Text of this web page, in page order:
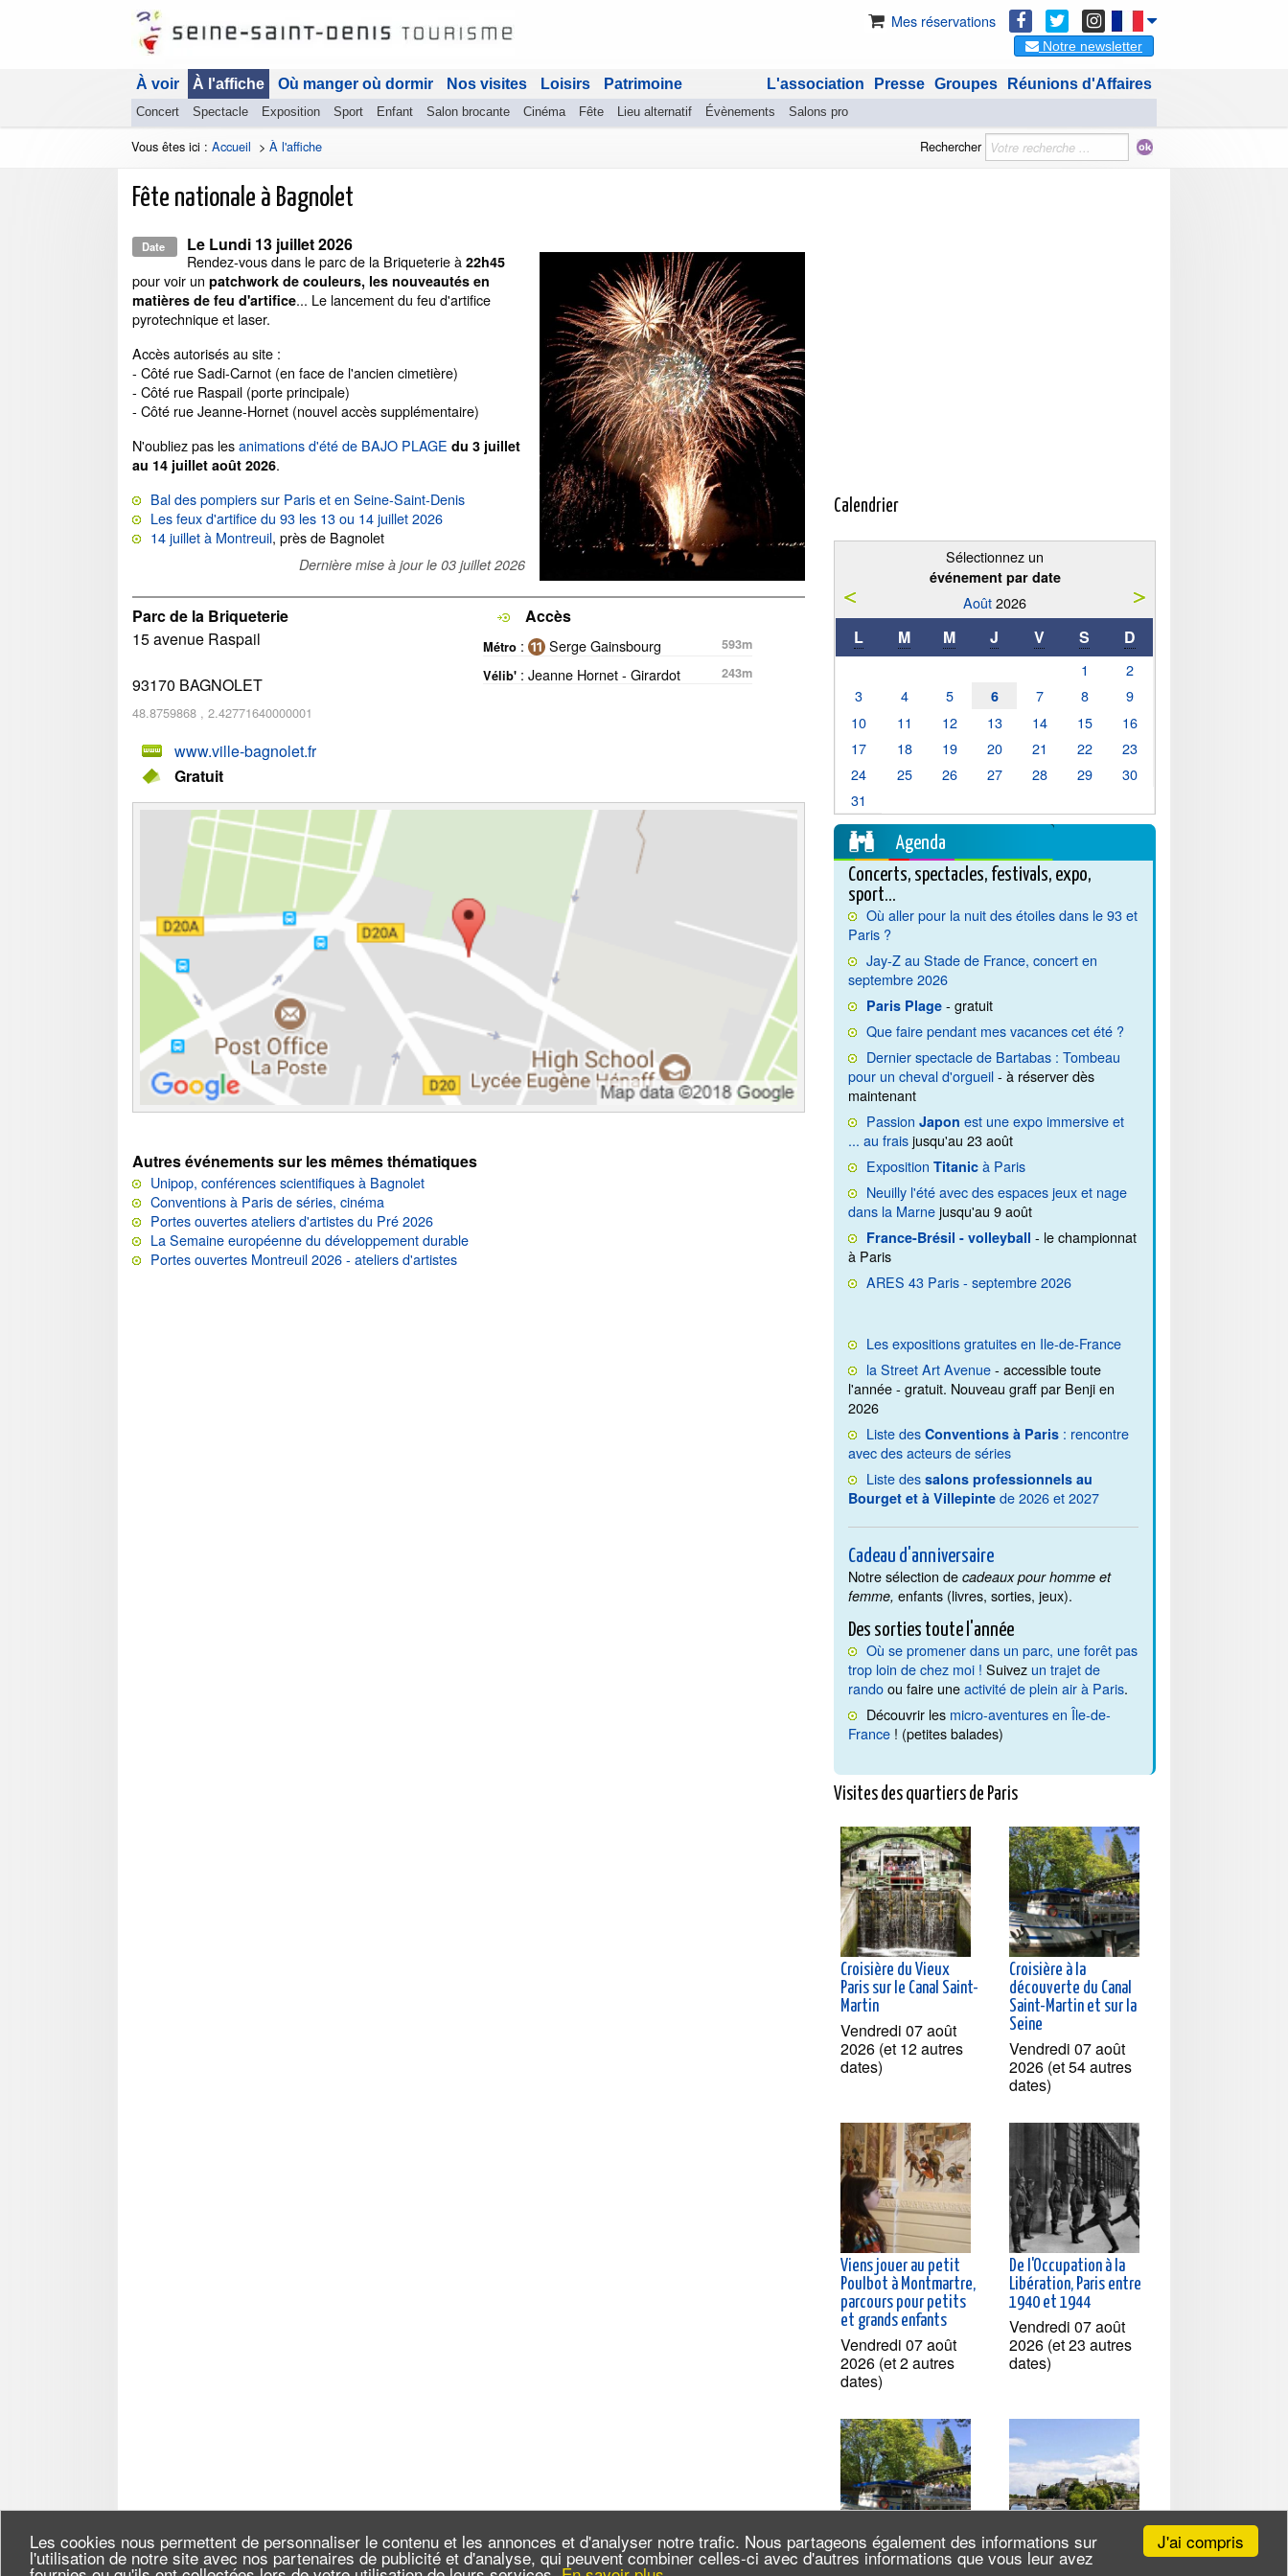
J'ai compris
Les cookies nous permettent de personnaliser le contenu et les annonces et d'analyser notre trafic. Nous partageons également des informations sur
l'utilisation de notre site avec nos partenaires de publicité et d'analyse, qui peuvent combiner celles-ci avec d'autres informations que vous leur avez
Mes réservations
Notre newsletter
À voir À l'affiche
Concert Spectacle Exposition Sport Enfant Salon brocante Cinéma Fête Lieu alternatif Évènements Salons pro
Où manger où dormir Nos visites Loisirs Patrimoine Réunions d'Affaires
Groupes
Presse
L'association
Vous êtes ici : Accueil > À l'affiche Rechercher
Fête nationale à Bagnolet
Date Le Lundi 13 juillet 2026
Rendez-vous dans le parc de la Briqueterie à 22h45
pour voir un patchwork de couleurs, les nouveautés en
matières de feu d'artifice... Le lancement du feu d'artifice
pyrotechnique et laser.
Accès autorisés au site :
- Côté rue Sadi-Carnot (en face de l'ancien cimetière)
- Côté rue Raspail (porte principale)
- Côté rue Jeanne-Hornet (nouvel accès supplémentaire)
N'oubliez pas lesanimations d'été de BAJO PLAGE du 3 juillet
au 14 juillet août 2026.
Bal des pompiers sur Paris et en Seine-Saint-Denis
Les feux d'artifice du 93 les 13 ou 14 juillet 2026
14 juillet à Montreuil, près de Bagnolet
Dernière mise à jour le 03 juillet 2026
Parc de la Briqueterie
15 avenue Raspail
93170 BAGNOLET
48.8759868 , 2.42771640000001
www.ville-bagnolet.fr
Accès
Métro : Serge Gainsbourg
593m
Vélib' : Jeanne Hornet - Girardot 243m
Gratuit
Autres événements sur les mêmes thématiques
Unipop, conférences scientifiques à Bagnolet
Conventions à Paris de séries, cinéma
Portes ouvertes ateliers d'artistes du Pré 2026
La Semaine européenne du développement durable
Portes ouvertes Montreuil 2026 - ateliers d'artistes
Calendrier
Sélectionnez un
événement par date
Août2026
L M M J V S D
1
2
3
4 5 6 7 8
9
10
11 12 13 14 15
16
17
18 19 20 21 22
23
24
25 26 27 28 29
30
31
Agenda
Concerts, spectacles, festivals, expo,
sport...
Où aller pour la nuit des étoiles dans le 93 et
Paris ?
Jay-Z au Stade de France, concert en
septembre 2026
Paris Plage - gratuit
Que faire pendant mes vacances cet été ?
Dernier spectacle de Bartabas : Tombeau
pour un cheval d'orgueil- à réserver dès
maintenant
PassionJapon est une expo immersive et
... au fraisjusqu'au 23 août
ExpositionTitanic à Paris
Neuilly l'été avec des espaces jeux et nage
dans la Marnejusqu'au 9 août
France-Brésil - volleyball - le championnat
à Paris
ARES 43 Paris - septembre 2026
Les expositions gratuites en Ile-de-France
la Street Art Avenue- accessible toute
l'année - gratuit. Nouveau graff par Benji en
2026
Liste desConventions à Paris : rencontre
avec des acteurs de séries
Liste dessalons professionnels au
Bourget et à Villepinte de 2026 et 2027
Cadeau d'anniversaire
Notre sélection decadeaux pour homme et
femme, enfants (livres, sorties, jeux).
Des sorties toute l'année
Où se promener dans un parc, une forêt pas
trop loin de chez moi ! Suivez un trajet de
randoou faire uneactivité de plein air à Paris.
Découvrir les micro-aventures en Île-de-
France ! (petites balades)
Visites des quartiers de Paris
Croisière du Vieux
Paris sur le Canal Saint-
Martin
Vendredi 07 août
2026 (et 12 autres
dates)
Croisière à la
découverte du Canal
Saint-Martin et sur la
Seine
Vendredi 07 août
2026 (et 54 autres
dates)
Viens jouer au petit
Poulbot à Montmartre,
parcours pour petits
et grands enfants
Vendredi 07 août
2026 (et 2 autres
dates)
De l'Occupation à la
Libération, Paris entre
1940 et 1944
Vendredi 07 août
2026 (et 23 autres
dates)
Croisière à la
Croisière du canal